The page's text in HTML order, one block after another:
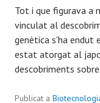
Tot i que figurava a
vinculat al
genètica s'ha endut
estat atorgat al
descobriments
Publicat a